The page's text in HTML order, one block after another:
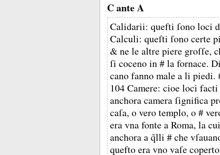
C ante A
Calidarii: quefti ſono loci
Calculi: queſti ſono certe
& ne le altre piere groſſe,
ſi coceno in # la fornace.
cano fanno male a li
104 Camere: cioe loci
anchora camera ſignifica
caſa, o vero templo, o #
era vna fonte a Roma, la
anchora a q̃lli # che
quefto era vno vaſe